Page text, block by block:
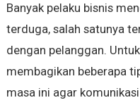
Banyak pelaku bisnis
terduga, salah satunya
dengan pelanggan.
membagikan beberapa
masa ini agar